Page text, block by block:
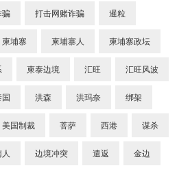
骗 打击网赌诈骗 暹粒
柬埔寨 柬埔寨人 柬埔寨政坛
柬泰边境 汇旺 汇旺风波
国 洪森 洪玛奈 绑架
美国制裁 菩萨 西港 谋杀
边境冲突 遣返 金边